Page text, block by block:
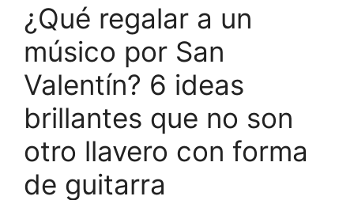
¿Qué regalar a un
músico por San
Valentín? 6 ideas
brillantes que no son
otro llavero con forma
de guitarra